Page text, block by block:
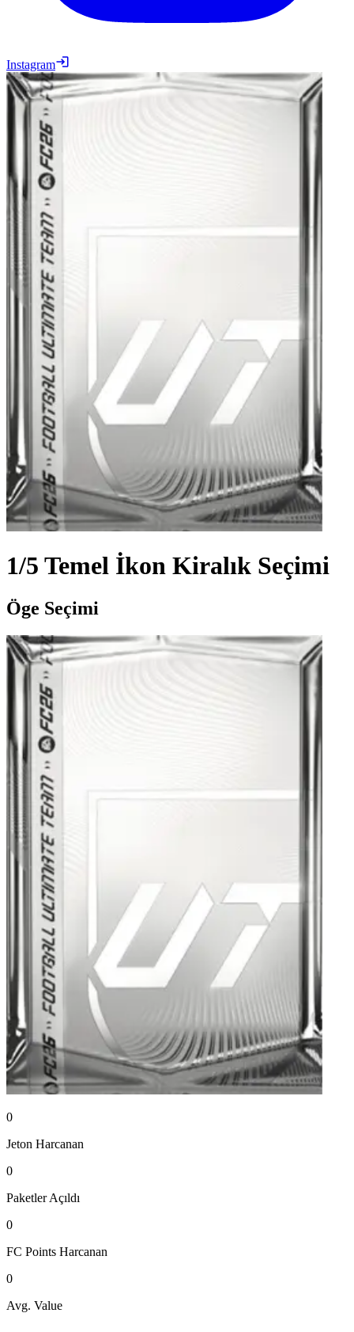
Instagram
1/5 Temel İkon Kiralık Seçimi
Öge Seçimi
0
Jeton Harcanan
0
Paketler Açıldı
0
FC Points Harcanan
0
Avg. Value